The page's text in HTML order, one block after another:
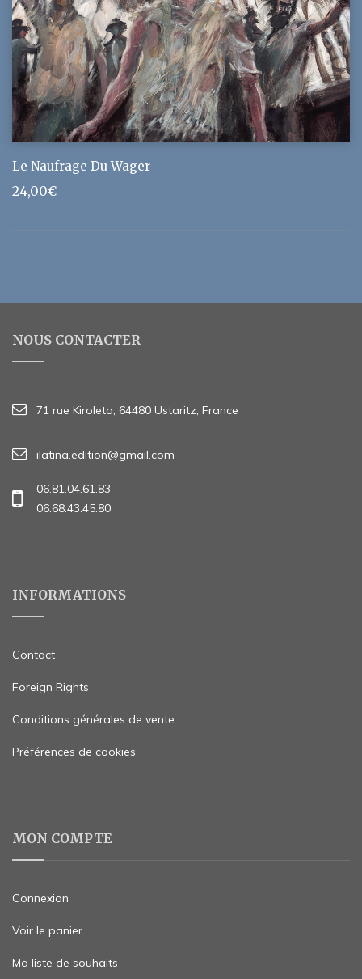
Le Naufrage Du Wager
24,00€
NOUS CONTACTER
71 rue Kiroleta, 64480 Ustaritz, France
ilatina.edition@gmail.com
06.81.04.61.83
06.68.43.45.80
INFORMATIONS
Contact
Foreign Rights
Conditions générales de vente
Préférences de cookies
MON COMPTE
Connexion
Voir le panier
Ma liste de souhaits